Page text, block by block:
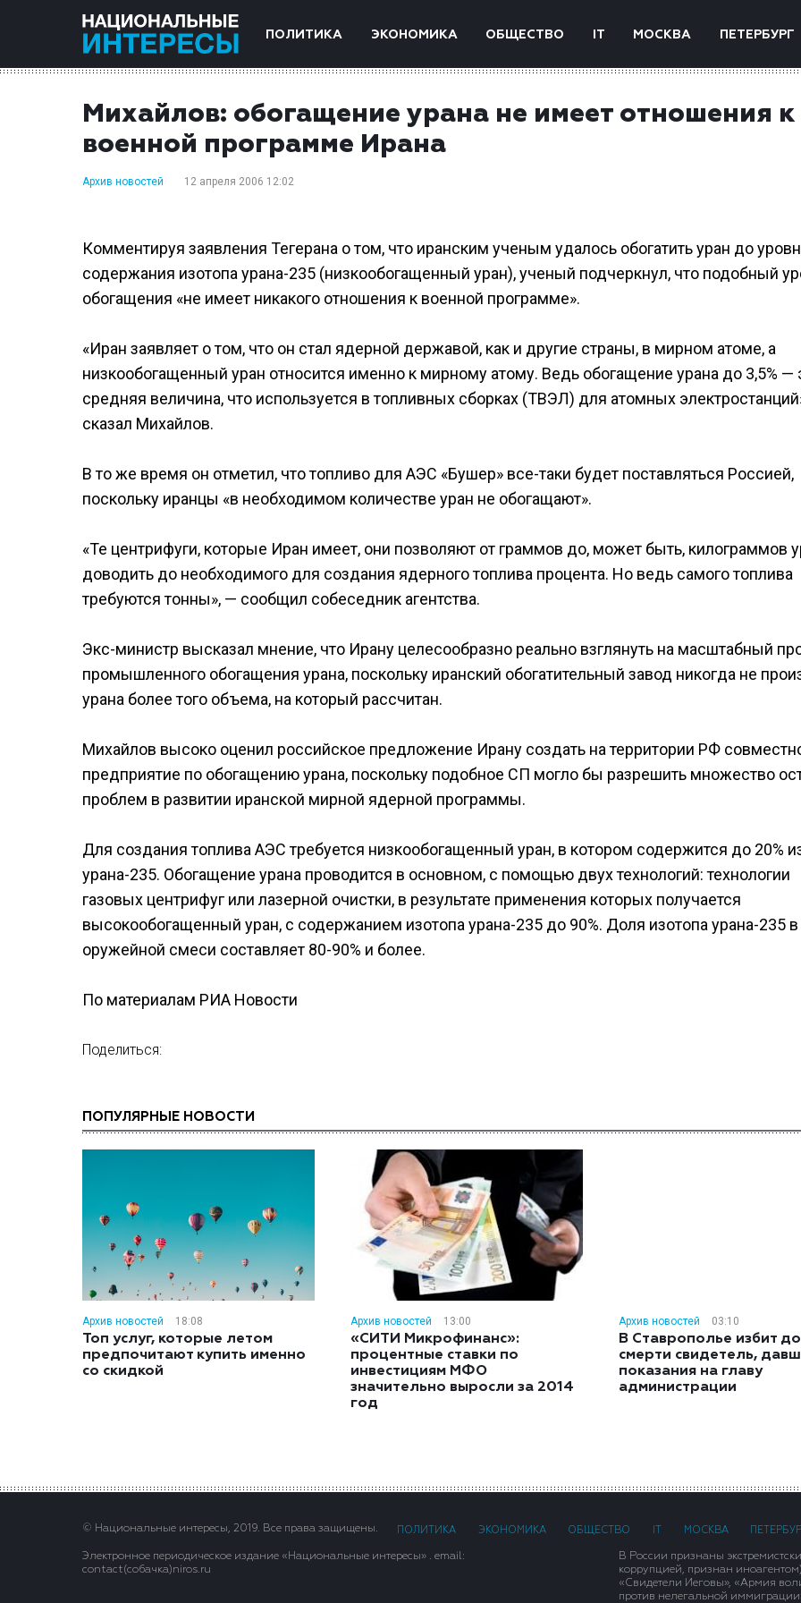
ПОЛИТИКА ЭКОНОМИКА ОБЩЕСТВО IT МОСКВА ПЕТЕРБУРГ
Михайлов: обогащение урана не имеет отношения к
военной программе Ирана
Архив новостей 12 апреля 2006 12:02
Комментируя заявления Тегерана о том, что иранским ученым удалось обогатить уран до
содержания изотопа урана-235 (низкообогащенный уран), ученый подчеркнул, что подобный
обогащения «не имеет никакого отношения к военной программе».
«Иран заявляет о том, что он стал ядерной державой, как и другие страны, в мирном атоме, а
низкообогащенный уран относится именно к мирному атому. Ведь обогащение урана до 3,5% —
средняя величина, что используется в топливных сборках (ТВЭЛ) для атомных
сказал Михайлов.
В то же время он отметил, что топливо для АЭС «Бушер» все-таки будет поставляться Россией,
поскольку иранцы «в необходимом количестве уран не обогащают».
«Те центрифуги, которые Иран имеет, они позволяют от граммов до, может быть, килограммов
доводить до необходимого для создания ядерного топлива процента. Но ведь самого топлива
требуются тонны», — сообщил собеседник агентства.
Экс-министр высказал мнение, что Ирану целесообразно реально взглянуть на масштабный
промышленного обогащения урана, поскольку иранский обогатительный завод никогда не
урана более того объема, на который рассчитан.
Михайлов высоко оценил российское предложение Ирану создать на территории РФ
предприятие по обогащению урана, поскольку подобное СП могло бы разрешить множество
проблем в развитии иранской мирной ядерной программы.
Для создания топлива АЭС требуется низкообогащенный уран, в котором содержится до 20%
урана-235. Обогащение урана проводится в основном, с помощью двух технологий: технологии
газовых центрифуг или лазерной очистки, в результате применения которых получается
высокообогащенный уран, с содержанием изотопа урана-235 до 90%. Доля изотопа урана-235 в
оружейной смеси составляет 80-90% и более.
По материалам РИА Новости
Поделиться:
ПОПУЛЯРНЫЕ НОВОСТИ
Архив новостей 18:08
Топ услуг, которые летом
предпочитают купить именно
со скидкой
Архив новостей 13:00
«СИТИ Микрофинанс»:
процентные ставки по
инвестициям МФО
значительно выросли за 2014
год
Архив новостей 03:10
В Ставрополье избит до
смерти свидетель,
показания на главу
администрации
© Национальные интересы, 2019. Все права защищены. ПОЛИТИКА ЭКОНОМИКА ОБЩЕСТВО МОСКВА
Электронное периодическое издание «Национальные интересы» . email:
contact(сoбaчка)niros.ru
В России признаны
коррупцией, признан
«Свидетели Иеговы», «Армия
против нелегальной